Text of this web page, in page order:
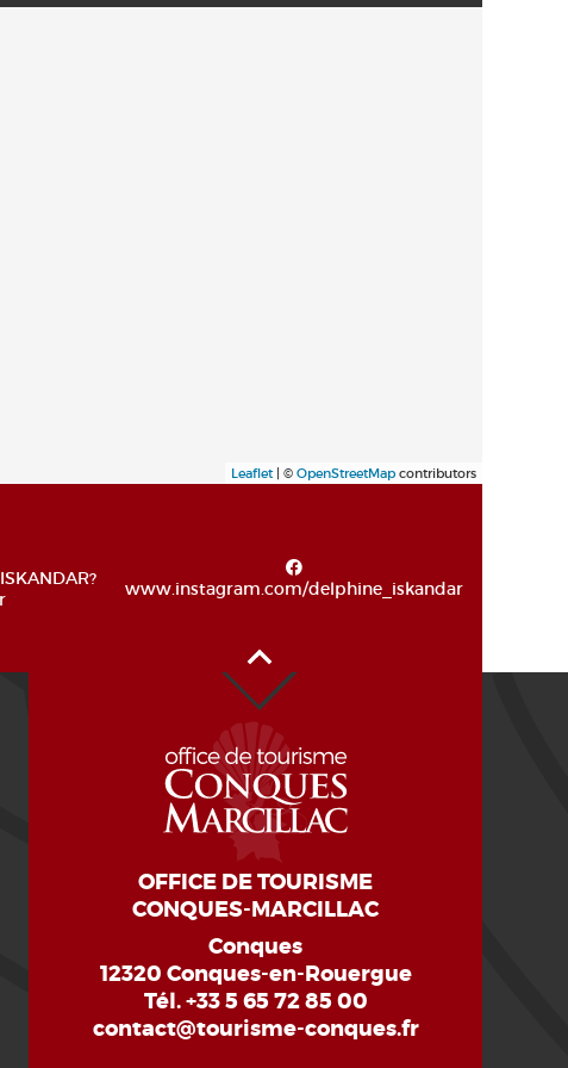
Leaflet| © OpenStreetMap contributors
www.instagram.com/delphine_iskandar
OFFICE DE TOURISME
CONQUES-MARCILLAC
Conques
12320 Conques-en-Rouergue
Tél.+33 5 65 72 85 00
contact@tourisme-conques.fr